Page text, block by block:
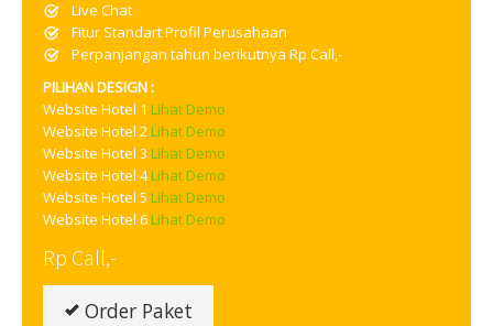
Live Chat
Fitur Standart Profil Perusahaan
Perpanjangan tahun berikutnya Rp Call,-
PILIHAN DESIGN :
Website Hotel 1 Lihat Demo
Website Hotel 2 Lihat Demo
Website Hotel 3 Lihat Demo
Website Hotel 4Lihat Demo
Website Hotel 5 Lihat Demo
Website Hotel 6 Lihat Demo
Rp Call,-
Order Paket